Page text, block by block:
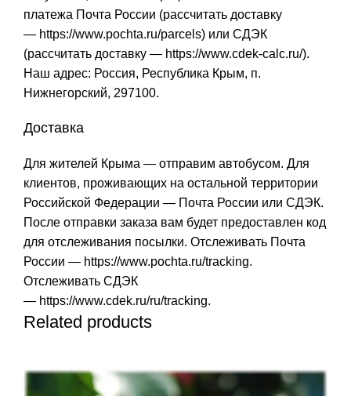
платежа Почта России (рассчитать доставку
— https://www.pochta.ru/parcels) или СДЭК
(рассчитать доставку — https://www.cdek-calc.ru/).
Наш адрес: Россия, Республика Крым, п.
Нижнегорский, 297100.
Доставка
Для жителей Крыма — отправим автобусом. Для
клиентов, проживающих на остальной территории
Российской Федерации — Почта России или СДЭК.
После отправки заказа вам будет предоставлен код
для отслеживания посылки. Отслеживать Почта
России — https://www.pochta.ru/tracking.
Отслеживать СДЭК
— https://www.cdek.ru/ru/tracking.
Related products